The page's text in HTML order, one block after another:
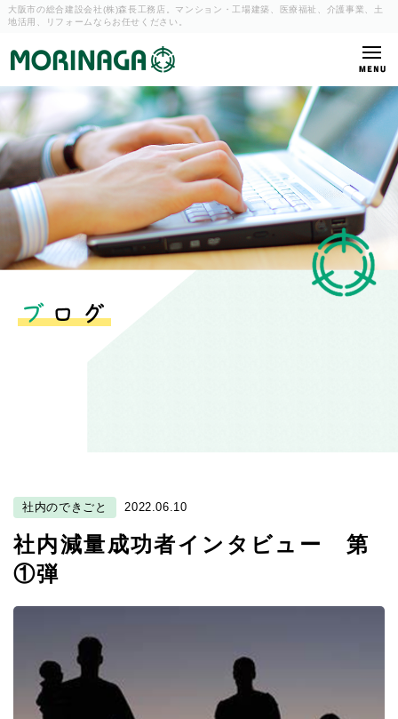
大阪市の総合建設会社(株)森長工務店。マンション・工場建築、
医療福祉、介護事業、土
地活用、リフォームならお任せください。
社内のできごと 2022.06.10
社内減量成功者インタビュー 第
①弾